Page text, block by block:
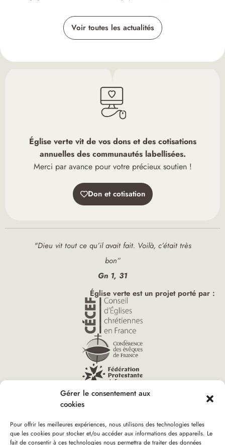
Gérer le consentement aux
cookies
Pour offrir les meilleures expériences, nous utilisons des technologies telles
que les cookies pour stocker et/ou accéder aux informations des appareils. Le
fait de consentir à ces technologies nous permettra de traiter des données
Voir toutes les actualités
Église verte vit de vos dons et des cotisations
annuelles des communautés labellisées.
Merci par avance pour votre précieux soutien !
Don et cotisation
"Dieu vit tout ce qu’il avait fait. Voilà, c’était très
bon”
Gn 1, 31
Église verte est un projet porté par :
Vous êtes ici :